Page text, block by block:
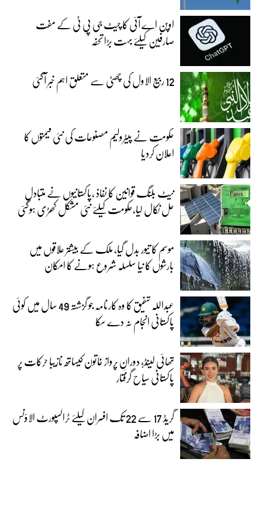
اوپن اے آئی کا چیٹ جی پی ٹی کے مفت
صارفین کیلئے بہت بڑا تحفہ
12 ربیع الاول کی چھٹی سے متعلق اہم خبر آگئی
حکومت نے پیٹرولیم مصنوعات کی نئی قیمتوں کا
اعلان کردیا
نیٹ بلنگ قوانین کا نفاذ ،پاکستانیوں نے متبادل
حل نکال لیا،حکومت کیلئے نئی مشکل کھڑی ہوگئی
موسم کا تیور بدل گیا، ملک کے بیشتر علاقوں میں
بارشوں کا نیا سلسلہ شروع ہونے کا امکان
عبداللہ شفیق کا وہ کارنامہ جو گزشتہ 49 سال میں کوئی
پاکستانی انجام نہ دے سکا
تھائی لینڈ؛ دورانِ پرواز خاتون کیساتھ نازیبا حرکات پر
پاکستانی سیاح گرفتار
گریڈ 17 سے 22 تک افسران کیلئے ٹرانسپورٹ الاؤنس
میں بڑا اضافہ